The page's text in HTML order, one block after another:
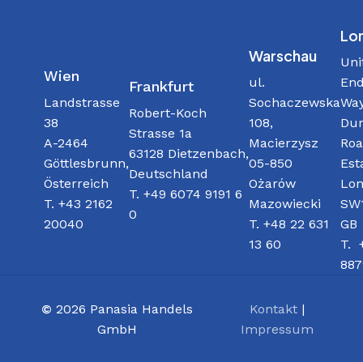
Wien
Landstrasse
38
A-2464
Göttlesbrunn,
Österreich
T. +43 2162
20040
Frankfurt
Robert-Koch
Strasse 1a
63128 Dietzenbach,
Deutschland
T. +49 6074 9191 6
0
Warschau
ul.
Sochaczewska
108,
Macierzysz
05-850
Ożarów
Mazowiecki
T. +48 22 631
13 60
GB
T.
© 2026 Panasia Handels
GmbH
Kontakt|
Impressum